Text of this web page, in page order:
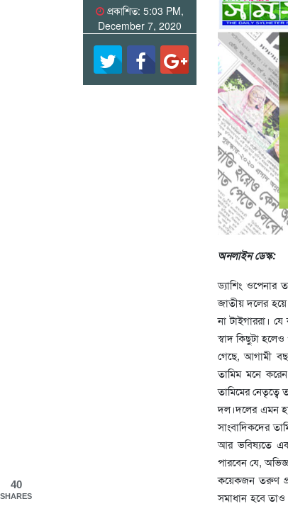
প্রকাশিত: 5:03 PM,
December 7, 2020
অনলাইন ডেস্ক:
ড্যাশিং ওপেনার
জাতীয় দলের হয়ে
না টাইগাররা।
স্বাদ কিছুটা
গেছে, আগামী
তামিম মনে
তামিমের নেতৃত্বে
দল।দলের এমন
সাংবাদিকদের
আর ভবিষ্যতে
পারবেন যে,
কয়েকজন তরুণ
সমাধান হবে
40
SHARES